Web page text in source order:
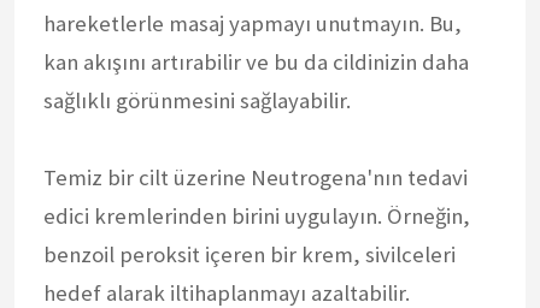
hareketlerle masaj yapmayı unutmayın. Bu,
kan akışını artırabilir ve bu da cildinizin daha
sağlıklı görünmesini sağlayabilir.
Temiz bir cilt üzerine Neutrogena'nın tedavi
edici kremlerinden birini uygulayın. Örneğin,
benzoil peroksit içeren bir krem, sivilceleri
hedef alarak iltihaplanmayı azaltabilir.